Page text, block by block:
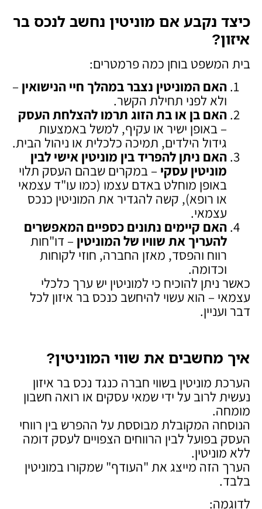
כיצד נקבע אם מוניטין נחשב לנכס בר
איזון?
בית המשפט בוחן כמה פרמטרים:
האם המוניטין נצבר במהלך חיי הנישואין –
ולא לפני תחילת הקשר.
האם בן או בת הזוג תרמו להצלחת העסק
– באופן ישיר או עקיף, למשל באמצעות
גידול הילדים, תמיכה כלכלית או ניהול הבית.
האם ניתן להפריד בין מוניטין אישי לבין
מוניטין עסקי – במקרים שבהם העסק תלוי
באופן מוחלט באדם עצמו (כמו עו"ד עצמאי
או רופא), קשה להגדיר את המוניטין כנכס
עצמאי.
האם קיימים נתונים כספיים המאפשרים
להעריך את שוויו של המוניטין – דו"חות
רווח והפסד, מאזן החברה, חוזי לקוחות
וכדומה.
כאשר ניתן להוכיח כי למוניטין יש ערך כלכלי
עצמאי – הוא עשוי להיחשב כנכס בר איזון לכל
דבר ועניין.
איך מחשבים את שווי המוניטין?
הערכת מוניטין בשווי חברה כנגד נכס בר איזון
נעשית לרוב על ידי שמאי עסקים או רואה חשבון
מומחה.
הנוסחה המקובלת מבוססת על ההפרש בין רווחי
העסק בפועל לבין הרווחים הצפויים לעסק דומה
ללא מוניטין.
הערך הזה מייצג את "העודף" שמקורו במוניטין
בלבד.
לדוגמה: